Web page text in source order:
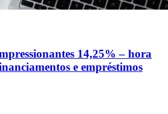
14,25% – hora
e empréstimos